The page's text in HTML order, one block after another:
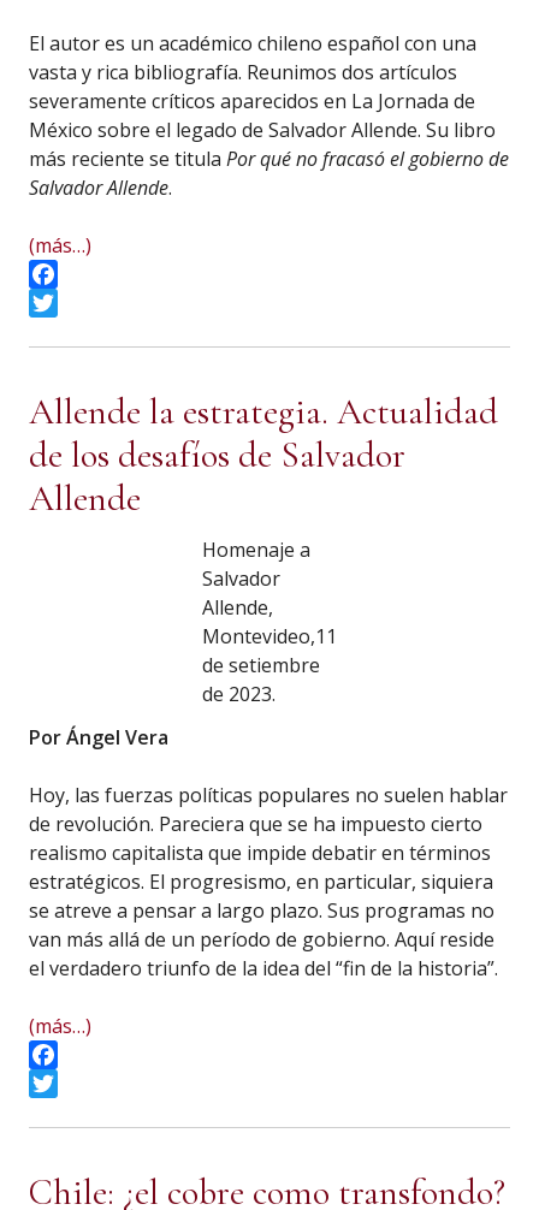
El autor es un académico chileno español con una
vasta y rica bibliografía. Reunimos dos artículos
severamente críticos aparecidos en La Jornada de
México sobre el legado de Salvador Allende. Su libro
más reciente se titula Por qué no fracasó el gobierno de
Salvador Allende.
(más…)
Facebook
Allende la estrategia. Actualidad
de los desafíos de Salvador
Allende
Homenaje a
Salvador
Allende,
Montevideo,11
de setiembre
de 2023.
Por Ángel Vera
Hoy, las fuerzas políticas populares no suelen hablar
de revolución. Pareciera que se ha impuesto cierto
realismo capitalista que impide debatir en términos
estratégicos. El progresismo, en particular, siquiera
se atreve a pensar a largo plazo. Sus programas no
van más allá de un período de gobierno. Aquí reside
el verdadero triunfo de la idea del “fin de la historia”.
(más…)
Facebook
Chile: ¿el cobre como transfondo?